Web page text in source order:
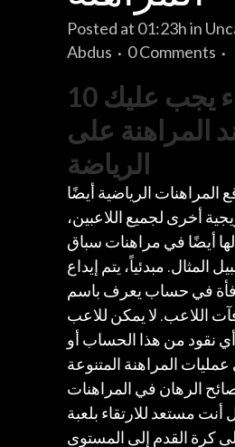
Posted at 01:23hin
Abdus
0 Comments
10 أخطاء يجب عليك
المراهنة على
الرياضة
المراهنات الرياضية أيضًا
أخرى لجميع اللاعبين،
أيضًا في مراهنات سباق
المثال. مبدئياً، يتم إيداع
في حساب يعرف باسم
اللاعب. لا يمكن للاعب
نقود من هذا الحساب أو
المراهنة المتنوعة
الرهان في المراهنات
أنت مستعد للارتقاء بلعبة
كرة القدم إلى المستوى